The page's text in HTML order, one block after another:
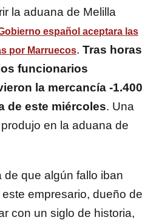
la aduana de Melilla
español aceptara las
por Marruecos. Tras horas
funcionarios
la mercancía -1.400
de este miércoles. Una
en la aduana de
de que algún fallo iban
empresario, dueño de
con un siglo de historia,